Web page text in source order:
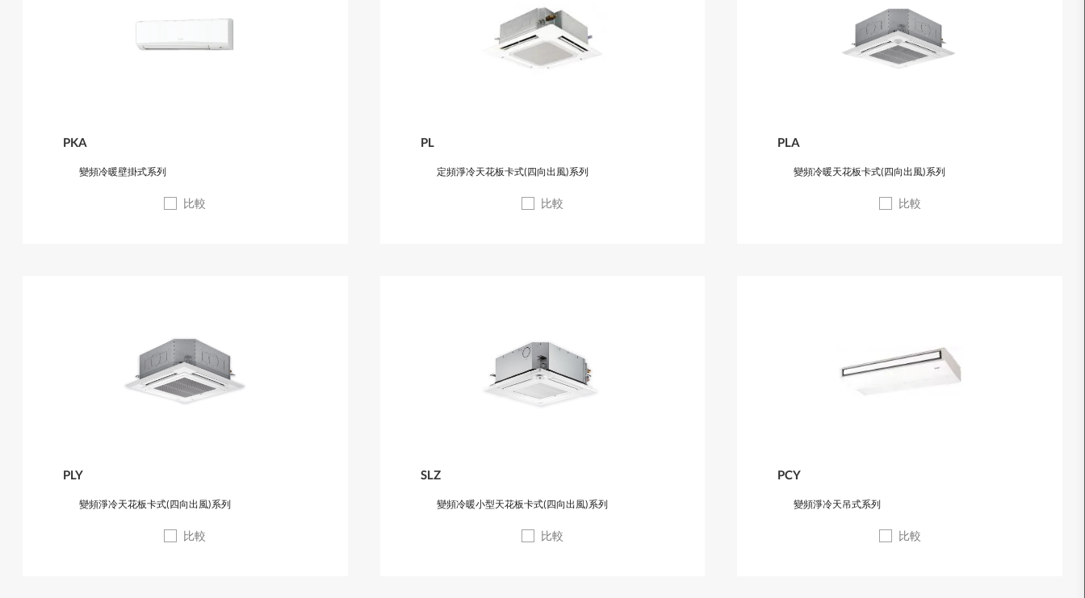
PKA
變頻冷暖壁掛式系列
比較
PL
定頻淨冷天花板卡式(四向出風)系列
比較
PLA
變頻冷暖天花板卡式(四向出風)系列
比較
PLY
變頻淨冷天花板卡式(四向出風)系列
比較
SLZ
變頻冷暖小型天花板卡式(四向出風)系列
比較
PCY
變頻淨冷天吊式系列
比較